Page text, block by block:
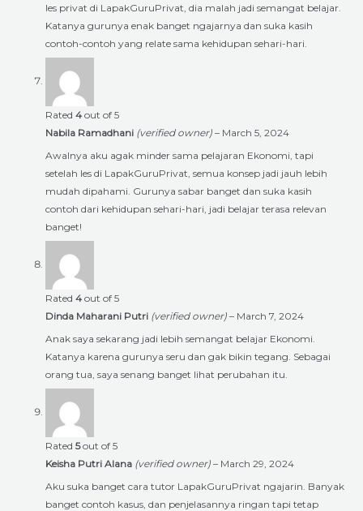
les privat di LapakGuruPrivat, dia malah jadi semangat belajar.
Katanya gurunya enak banget ngajarnya dan suka kasih
contoh-contoh yang relate sama kehidupan sehari-hari.
Rated 4 out of 5
Nabila Ramadhani (verified owner) – March 5, 2024
Awalnya aku agak minder sama pelajaran Ekonomi, tapi
setelah les di LapakGuruPrivat, semua konsep jadi jauh lebih
mudah dipahami. Gurunya sabar banget dan suka kasih
contoh dari kehidupan sehari-hari, jadi belajar terasa relevan
banget!
Rated 4 out of 5
Dinda Maharani Putri (verified owner) – March 7, 2024
Anak saya sekarang jadi lebih semangat belajar Ekonomi.
Katanya karena gurunya seru dan gak bikin tegang. Sebagai
orang tua, saya senang banget lihat perubahan itu.
Rated 5out of 5
Keisha Putri Alana (verified owner) – March 29, 2024
Aku suka banget cara tutor LapakGuruPrivat ngajarin. Banyak
banget contoh kasus, dan penjelasannya ringan tapi tetap